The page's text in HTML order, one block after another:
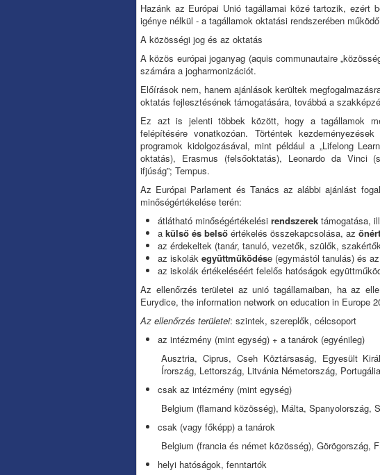
Hazánk az Európai Unió tagállamai közé tartozik, ezért
igénye nélkül - a tagállamok oktatási rendszerében
A közösségi jog és az oktatás
A közös európai joganyag (aquis communautaire
számára a jogharmonizációt.
Előírások nem, hanem ajánlások kerültek
oktatás fejlesztésének támogatására, továbbá a
Ez azt is jelenti többek között, hogy a tagállamok
felépítésére vonatkozóan. Történtek
programok kidolgozásával, mint például a „Lifelong
oktatás), Erasmus (felsőoktatás), Leonardo da Vinci
ifjúság”; Tempus.
Az Európai Parlament és Tanács az alábbi ajánlást
minőségértékelése terén:
átlátható minőségértékelési rendszerek támogatása,
a külső és belső értékelés összekapcsolása, az
az érdekeltek (tanár, tanuló, vezetők, szülők,
az iskolák együttműködése (egymástól tanulás) és
az iskolák értékeléséért felelős hatóságok
Az ellenőrzés területei az unió tagállamaiban, ha az
Eurydice, the information network on education in Europe
Az ellenőrzés területei: szintek, szereplők, célcsoport
az intézmény (mint egység) + a tanárok (egyénileg)
Ausztria, Ciprus, Cseh Köztársaság, Egyesült
Írország, Lettország, Litvánia Németország,
csak az intézmény (mint egység)
Belgium (flamand közösség), Málta, Spanyolország,
csak (vagy főképp) a tanárok
Belgium (francia és német közösség), Görögország,
helyi hatóságok, fenntartók